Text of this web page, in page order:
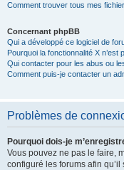
Comment trouver tous mes
Concernant phpBB
Qui a développé ce logiciel de
Pourquoi la fonctionnalité X n’est
Qui contacter pour les abus ou
Comment puis-je contacter un
Problèmes de
Pourquoi dois-je
Vous pouvez ne pas le faire,
configuré les forums afin